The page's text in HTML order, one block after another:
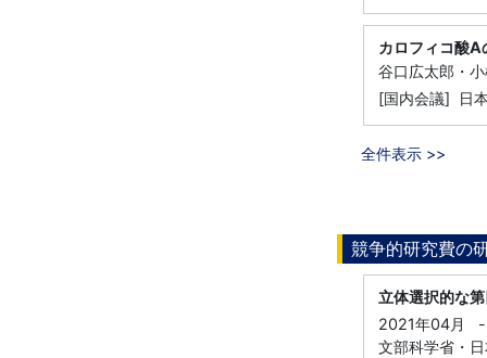
カロフィコ酸A
谷口広太郎・
[国内会議] 日
全件表示 >>
競争的研究費の
立体選択的な
2021年04月
-
文部科学省・